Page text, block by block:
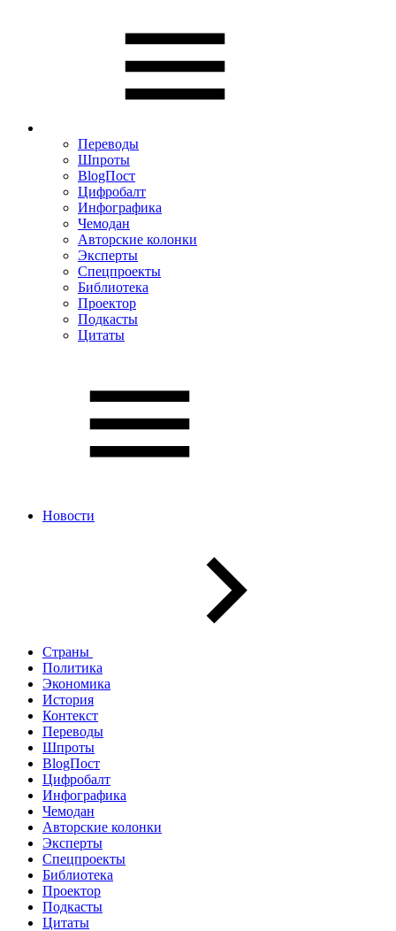
Переводы
Шпроты
BlogПост
Цифробалт
Инфографика
Чемодан
Авторские колонки
Эксперты
Спецпроекты
Библиотека
Проектор
Подкасты
Цитаты
Новости
Страны
Политика
Экономика
История
Контекст
Переводы
Шпроты
BlogПост
Цифробалт
Инфографика
Чемодан
Авторские колонки
Эксперты
Спецпроекты
Библиотека
Проектор
Подкасты
Цитаты